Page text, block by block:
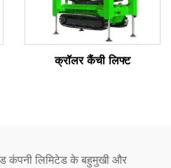
क्रॉलर कैंची लिफ्ट
कंपनी लिमिटेड के बहुमुखी और